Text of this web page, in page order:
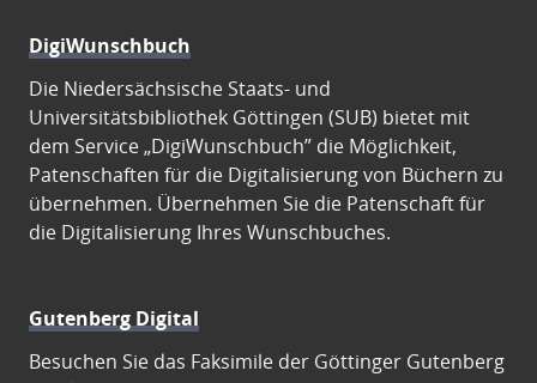
DigiWunschbuch
Die Niedersächsische Staats- und
Universitätsbibliothek Göttingen (SUB) bietet mit
dem Service „DigiWunschbuch” die Möglichkeit,
Patenschaften für die Digitalisierung von Büchern zu
übernehmen. Übernehmen Sie die Patenschaft für
die Digitalisierung Ihres Wunschbuches.
Gutenberg Digital
Besuchen Sie das Faksimile der Göttinger Gutenberg